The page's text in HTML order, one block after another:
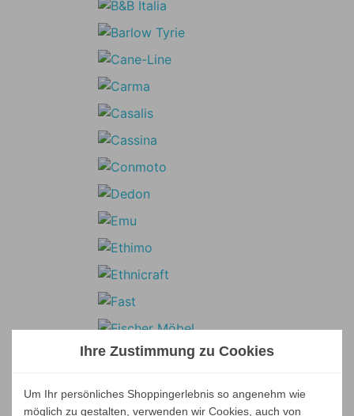
Ihre Zustimmung zu Cookies
Um Ihr persönliches Shoppingerlebnis so angenehm wie
möglich zu gestalten, verwenden wir Cookies, auch von